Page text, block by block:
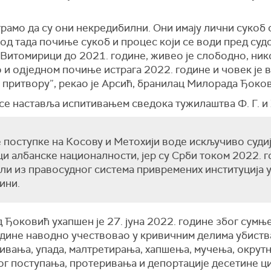
да су они некредибилни. Они имају лични
тада почиње сукоб и процес који се води пред
до 2021. године, живео је слободно,
и одједном почиње истрага 2022. године и човек је
притвору”, рекао је Арсић, бранилац Милорада
наставља испитивањем сведока тужилаштва Ф. Г. и
поступке на Косову и Метохији воде искључиво
албанске националности, јер су Срби током 2022.
из правосудног система привремених институција у
ухапшен је 27. јуна 2022. године због
наводно учествовао у кривичним делима
упада, малтретирања, хапшења, мучења,
поступања, протеривања и депортације десетине